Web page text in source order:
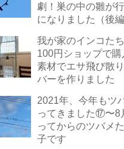
劇！巣の中の雛が
になりました（後編
我が家のインコた
100円ショップで購
素材でエサ飛び散
バーを作りました
2021年、今年もツ
ってきました⑰〜8
ってからのツバメ
子です